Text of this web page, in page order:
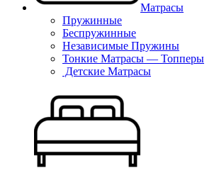
Матрасы
Пружинные
Беспружинные
Независимые Пружины
Тонкие Матрасы — Топперы
Детские Матрасы